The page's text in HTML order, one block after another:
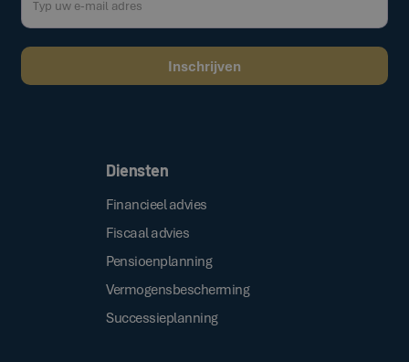
Diensten
Financieel advies
Fiscaal advies
Pensioenplanning
Vermogensbescherming
Successieplanning